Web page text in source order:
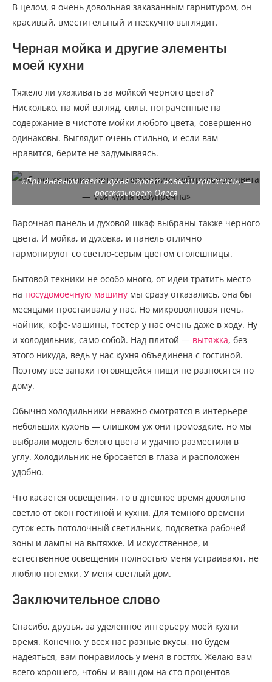
В целом, я очень довольная заказанным гарнитуром, он
красивый, вместительный и нескучно выглядит.
Черная мойка и другие элементы
моей кухни
Тяжело ли ухаживать за мойкой черного цвета?
Нисколько, на мой взгляд, силы, потраченные на
содержание в чистоте мойки любого цвета, совершенно
одинаковы. Выглядит очень стильно, и если вам
нравится, берите не задумываясь.
«При дневном свете кухня играет новыми красками», —
рассказывает Олеся
Варочная панель и духовой шкаф выбраны также черного
цвета. И мойка, и духовка, и панель отлично
гармонируют со светло-серым цветом столешницы.
Бытовой техники не особо много, от идеи тратить место
на посудомоечную машину мы сразу отказались, она бы
месяцами простаивала у нас. Но микроволновая печь,
чайник, кофе-машины, тостер у нас очень даже в ходу. Ну
и холодильник, само собой. Над плитой — вытяжка, без
этого никуда, ведь у нас кухня объединена с гостиной.
Поэтому все запахи готовящейся пищи не разносятся по
дому.
Обычно холодильники неважно смотрятся в интерьере
небольших кухонь — слишком уж они громоздкие, но мы
выбрали модель белого цвета и удачно разместили в
углу. Холодильник не бросается в глаза и расположен
удобно.
Что касается освещения, то в дневное время довольно
светло от окон гостиной и кухни. Для темного времени
суток есть потолочный светильник, подсветка рабочей
зоны и лампы на вытяжке. И искусственное, и
естественное освещения полностью меня устраивают, не
люблю потемки. У меня светлый дом.
Заключительное слово
Спасибо, друзья, за уделенное интерьеру моей кухни
время. Конечно, у всех нас разные вкусы, но будем
надеяться, вам понравилось у меня в гостях. Желаю вам
всего хорошего, чтобы и ваш дом на сто процентов